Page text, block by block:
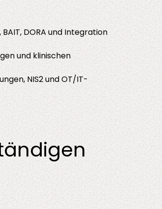
DORA und Integration
und klinischen
NIS2 und OT/IT-